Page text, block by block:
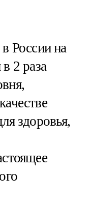
России на
2 раза
здоровья,